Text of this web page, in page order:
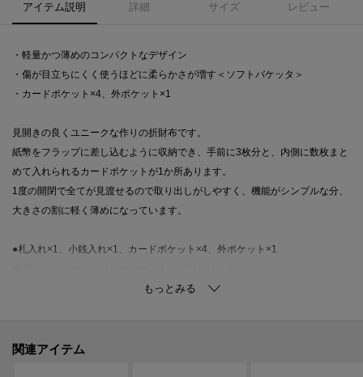
アイテム説明 詳細 サイズ レビュー
・軽量かつ薄めのコンパクトなデザイン
・傷が目立ちにくく使うほどに柔らかさが増す＜ソフトバケッタ＞
・カードポケット×4、外ポケット×1
見開きの良くユニークな作りの折財布です。
紙幣をフラップに差し込むように収納でき、手前に3枚分と、内側に数枚まと
めて入れられるカードポケットが1か所あります。
1度の開閉で全てが見渡せるので取り出しがしやすく、機能がシンプルな分、
大きさの割に軽く薄めになっています。
●札入れ×1、小銭入れ×1、カードポケット×4、外ポケット×1
牛革、混合なめし、ナチュラルシュリンク仕上げ。
関連アイテム